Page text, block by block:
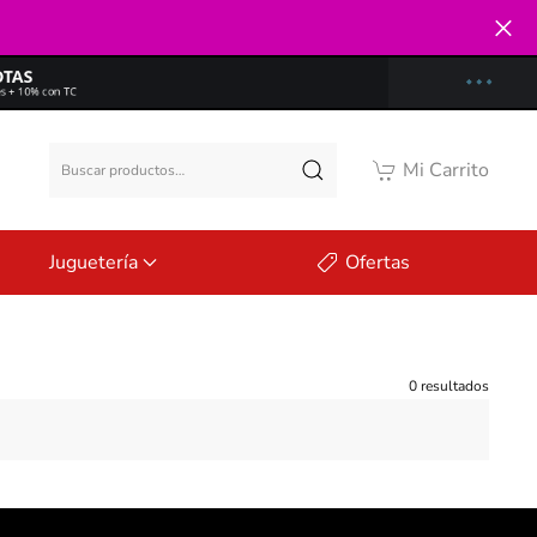
por:
Mi Carrito
Juguetería Ofertas
0 resultados